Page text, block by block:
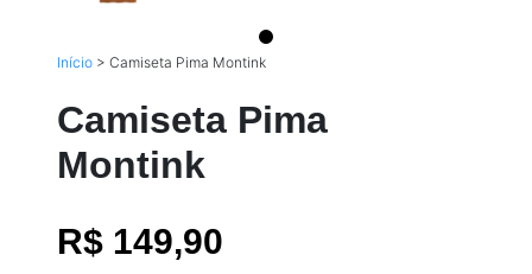
Início > Camiseta Pima Montink
Camiseta Pima
Montink
R$ 149,90